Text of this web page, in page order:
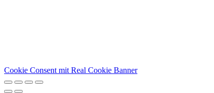
Cookie Consent mit Real Cookie Banner